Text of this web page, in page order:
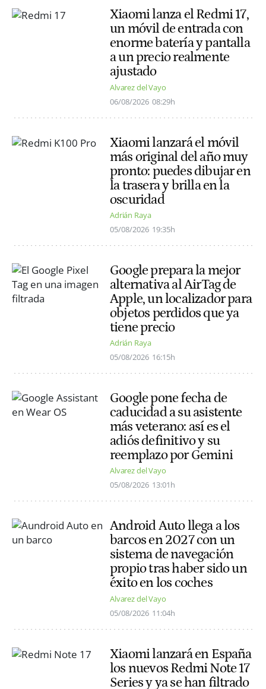
Xiaomi lanza el Redmi 17,
un móvil de entrada con
enorme batería y pantalla
a un precio realmente
ajustado
Alvarez del Vayo
06/08/2026 08:29h
Xiaomi lanzará el móvil
más original del año muy
pronto: puedes dibujar en
la trasera y brilla en la
oscuridad
Adrián Raya
05/08/2026 19:35h
Google prepara la mejor
alternativa al AirTag de
Apple, un localizador para
objetos perdidos que ya
tiene precio
Adrián Raya
05/08/2026 16:15h
Google pone fecha de
caducidad a su asistente
más veterano: así es el
adiós definitivo y su
reemplazo por Gemini
Alvarez del Vayo
05/08/2026 13:01h
Android Auto llega a los
barcos en 2027 con un
sistema de navegación
propio tras haber sido un
éxito en los coches
Alvarez del Vayo
05/08/2026 11:04h
Xiaomi lanzará en España
los nuevos Redmi Note 17
Series y ya se han filtrado